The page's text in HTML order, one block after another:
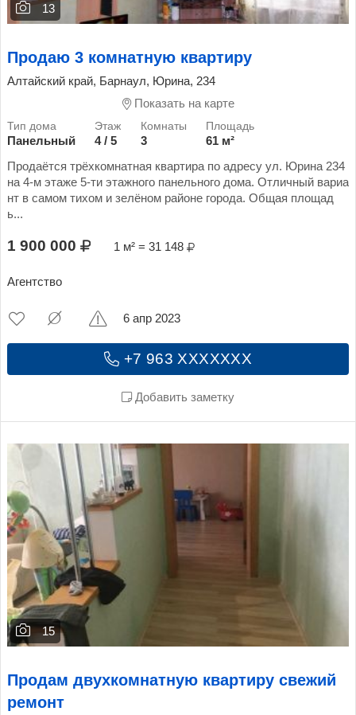
13
Продаю 3 комнатную квартиру
Алтайский край, Барнаул, Юрина, 234
Показать на карте
Панельный 4 / 5 3
61 м²
Продаётся трёхкомнатная квартира по адресу ул. Юрина 234
на 4-м этаже 5-ти этажного панельного дома. Отличный вариа
нт в самом тихом и зелёном районе города. Общая площад
ь...
1 900 000 1 м² = 31 148
Агентство
+7 963 XXXXXXX
Добавить заметку
6 апр 2023
15
Продам двухкомнатную квартиру свежий
ремонт